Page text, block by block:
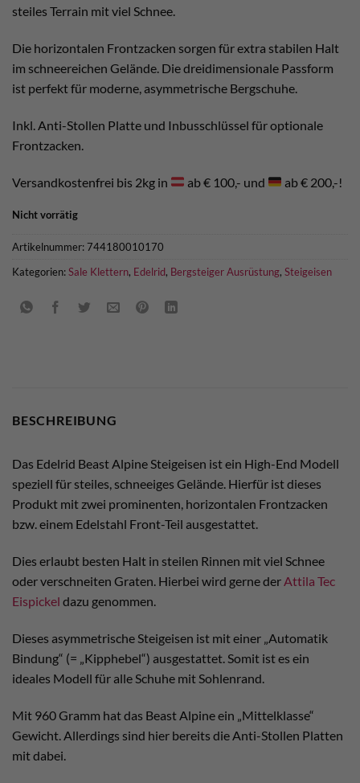
steiles Terrain mit viel Schnee.
Die horizontalen Frontzacken sorgen für extra stabilen Halt
im schneereichen Gelände. Die dreidimensionale Passform
ist perfekt für moderne, asymmetrische Bergschuhe.
Inkl. Anti-Stollen Platte und Inbusschlüssel für optionale
Frontzacken.
Versandkostenfrei bis 2kg in ab € 100,- und ab € 200,-!
Nicht vorrätig
Artikelnummer:744180010170
Kategorien:Sale Klettern, Edelrid, Bergsteiger Ausrüstung, Steigeisen
BESCHREIBUNG
Das Edelrid Beast Alpine Steigeisen ist ein High-End Modell
speziell für steiles, schneeiges Gelände. Hierfür ist dieses
Produkt mit zwei prominenten, horizontalen Frontzacken
bzw. einem Edelstahl Front-Teil ausgestattet.
Dies erlaubt besten Halt in steilen Rinnen mit viel Schnee
oder verschneiten Graten. Hierbei wird gerne derAttila Tec
Eispickel dazu genommen.
Dieses asymmetrische Steigeisen ist mit einer „Automatik
Bindung“ (= „Kipphebel“) ausgestattet. Somit ist es ein
ideales Modell für alle Schuhe mit Sohlenrand.
Mit 960 Gramm hat das Beast Alpine ein „Mittelklasse“
Gewicht. Allerdings sind hier bereits die Anti-Stollen Platten
mit dabei.